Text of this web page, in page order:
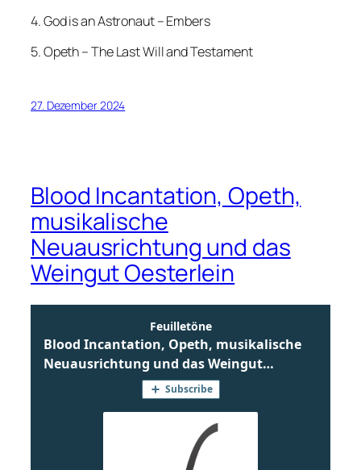
4. God is an Astronaut – Embers
5. Opeth – The Last Will and Testament
27. Dezember 2024
Blood Incantation, Opeth,
musikalische
Neuausrichtung und das
Weingut Oesterlein